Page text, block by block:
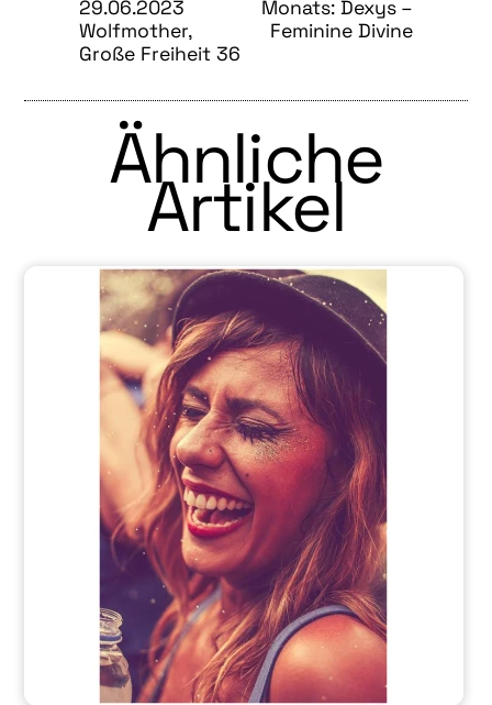
29.06.2023
Wolfmother,
Große Freiheit 36
Monats: Dexys –
Feminine Divine
Ähnliche
Artikel